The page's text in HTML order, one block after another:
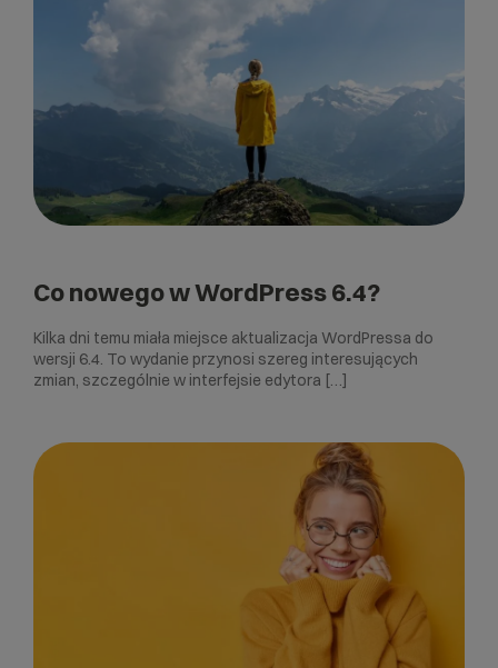
Co nowego w WordPress 6.4?
Kilka dni temu miała miejsce aktualizacja WordPressa do
wersji 6.4. To wydanie przynosi szereg interesujących
zmian, szczególnie w interfejsie edytora […]